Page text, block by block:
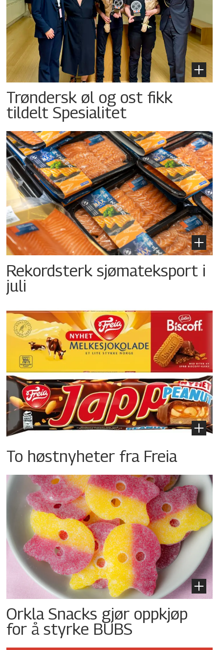
Trøndersk øl og ost fikk
tildelt Spesialitet
Rekordsterk sjømateksport i
juli
To høstnyheter fra Freia
Orkla Snacks gjør oppkjøp
for å styrke BUBS